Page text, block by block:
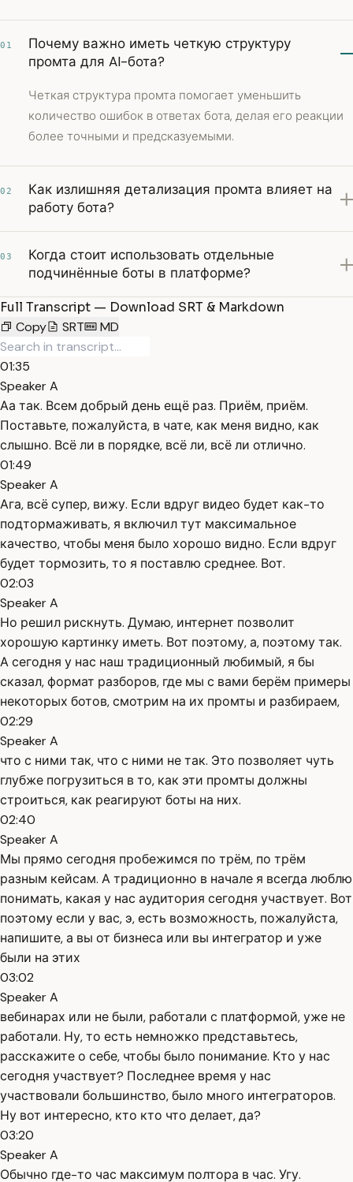
01
Почему важно иметь четкую структуру
промта для AI-бота?
Четкая структура промта помогает уменьшить
количество ошибок в ответах бота, делая его реакции
более точными и предсказуемыми.
02
Как излишняя детализация промта влияет на
работу бота?
03
Когда стоит использовать отдельные
подчинённые боты в платформе?
Full Transcript — Download SRT & Markdown
Copy
SRT MD
01:35
Speaker A
Аа так. Всем добрый день ещё раз. Приём, приём.
Поставьте, пожалуйста, в чате, как меня видно, как
слышно. Всё ли в порядке, всё ли, всё ли отлично.
01:49
Speaker A
Ага, всё супер, вижу. Если вдруг видео будет как-то
подтормаживать, я включил тут максимальное
качество, чтобы меня было хорошо видно. Если вдруг
будет тормозить, то я поставлю среднее. Вот.
02:03
Speaker A
Но решил рискнуть. Думаю, интернет позволит
хорошую картинку иметь. Вот поэтому, а, поэтому так.
А сегодня у нас наш традиционный любимый, я бы
сказал, формат разборов, где мы с вами берём примеры
некоторых ботов, смотрим на их промты и разбираем,
02:29
Speaker A
что с ними так, что с ними не так. Это позволяет чуть
глубже погрузиться в то, как эти промты должны
строиться, как реагируют боты на них.
02:40
Speaker A
Мы прямо сегодня пробежимся по трём, по трём
разным кейсам. А традиционно в начале я всегда люблю
понимать, какая у нас аудитория сегодня участвует. Вот
поэтому если у вас, э, есть возможность, пожалуйста,
напишите, а вы от бизнеса или вы интегратор и уже
были на этих
03:02
Speaker A
вебинарах или не были, работали с платформой, уже не
работали. Ну, то есть немножко представьтесь,
расскажите о себе, чтобы было понимание. Кто у нас
сегодня участвует? Последнее время у нас
участвовали большинство, было много интеграторов.
Ну вот интересно, кто кто что делает, да?
03:20
Speaker A
Обычно где-то час максимум полтора в час. Угу.